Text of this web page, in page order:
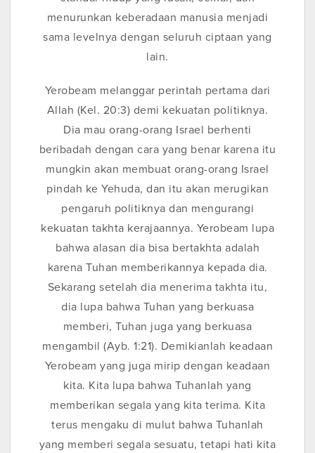
menurunkan keberadaan manusia menjadi
sama levelnya dengan seluruh ciptaan yang
lain.
Yerobeam melanggar perintah pertama dari
Allah (Kel. 20:3) demi kekuatan politiknya.
Dia mau orang-orang Israel berhenti
beribadah dengan cara yang benar karena itu
mungkin akan membuat orang-orang Israel
pindah ke Yehuda, dan itu akan merugikan
pengaruh politiknya dan mengurangi
kekuatan takhta kerajaannya. Yerobeam lupa
bahwa alasan dia bisa bertakhta adalah
karena Tuhan memberikannya kepada dia.
Sekarang setelah dia menerima takhta itu,
dia lupa bahwa Tuhan yang berkuasa
memberi, Tuhan juga yang berkuasa
mengambil (Ayb. 1:21). Demikianlah keadaan
Yerobeam yang juga mirip dengan keadaan
kita. Kita lupa bahwa Tuhanlah yang
memberikan segala yang kita terima. Kita
terus mengaku di mulut bahwa Tuhanlah
yang memberi segala sesuatu, tetapi hati kita